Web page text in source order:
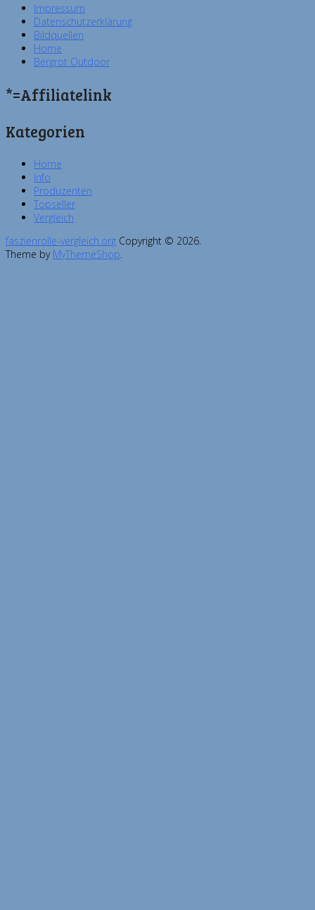
Impressum
Datenschutzerklärung
Bildquellen
Home
Bergrot Outdoor
*=Affiliatelink
Kategorien
Home
Info
Produzenten
Topseller
Vergleich
faszienrolle-vergleich.org Copyright © 2026.
Theme by MyThemeShop